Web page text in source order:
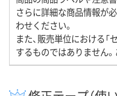
さらに詳細な商品情報が
わせください。
また、販売単位における「
するものではありません